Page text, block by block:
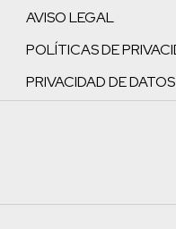
AVISO LEGAL
POLÍTICAS DE
PRIVACIDAD DE DATOS